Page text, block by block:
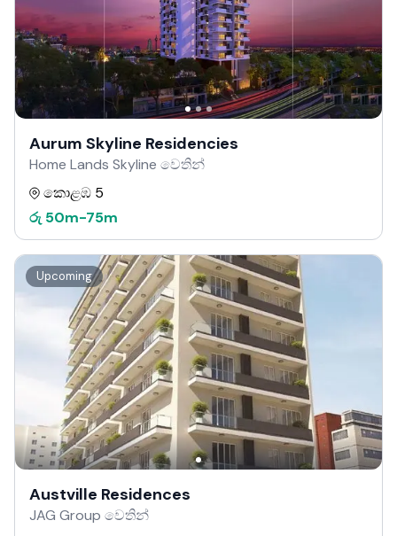
Aurum Skyline Residencies
Home Lands Skyline වෙතින්
කොළඹ 5
රු 50m-75m
Upcoming
Austville Residences
JAG Group වෙතින්